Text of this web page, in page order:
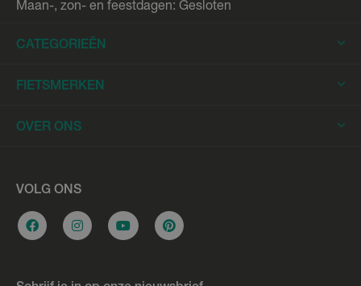
Maan-, zon- en feestdagen: Gesloten
CATEGORIEËN
Elektrische Fietsen
Elektrische Racefietsen
Elektrische Longtails
Elektrische Bakfietsen
Stadsfietsen
FIETSMERKEN
Trek
Cannondale
Gazelle
OVER ONS
Werkplaats
Overname e-bike
Vacatures
VOLG ONS